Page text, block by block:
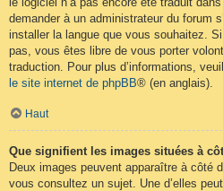
demander à un administrateur du forum
installer la langue que vous souhaitez.
pas, vous êtes libre de vous porter
traduction. Pour plus d’informations,
le site internet de phpBB® (en anglais).
Haut
Que signifient les images situées à
Deux images peuvent apparaître à côté
vous consultez un sujet. Une d’elles